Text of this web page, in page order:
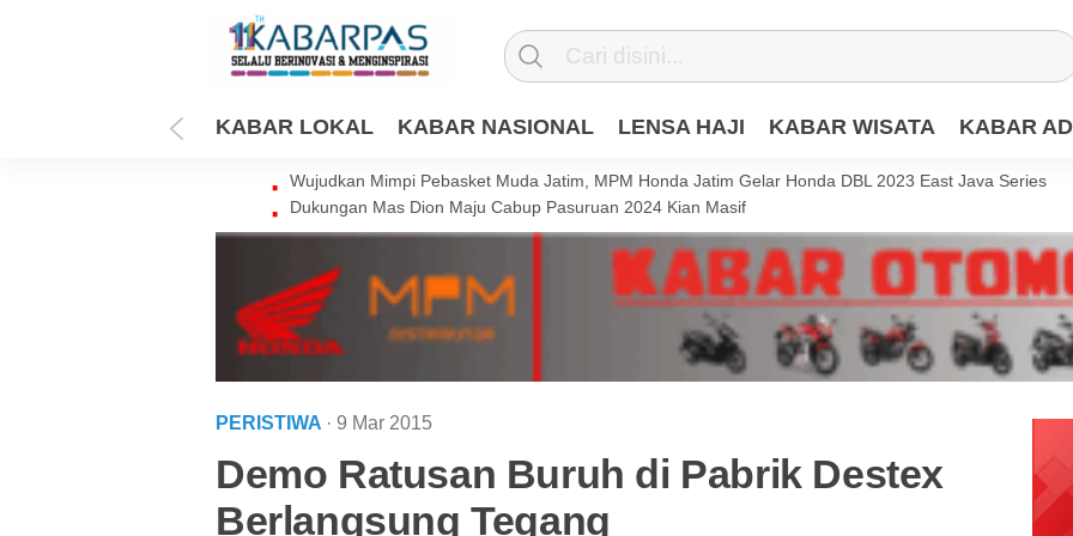
KABAR LOKAL KABAR NASIONAL LENSA HAJI KABAR WISATA KABAR
Wujudkan Mimpi Pebasket Muda Jatim, MPM Honda Jatim Gelar Honda DBL 2023 East Java Series
Dukungan Mas Dion Maju Cabup Pasuruan 2024 Kian Masif
PERISTIWA · 9 Mar 2015
Demo Ratusan Buruh di Pabrik Destex
Berlangsung Tegang